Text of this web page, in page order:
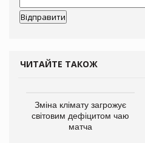
ЧИТАЙТЕ ТАКОЖ
Зміна клімату загрожує
світовим дефіцитом чаю
матча